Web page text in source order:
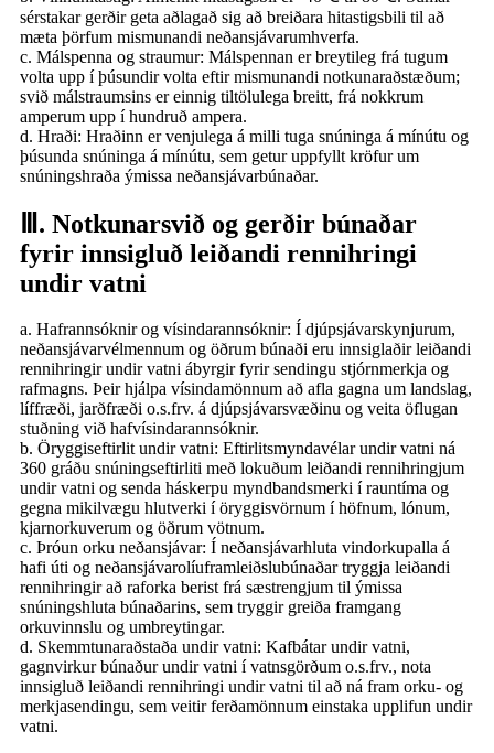
sérstakar gerðir geta aðlagað sig að breiðara hitastigsbili til að
mæta þörfum mismunandi neðansjávarumhverfa.
c. Málspenna og straumur: Málspennan er breytileg frá tugum
volta upp í þúsundir volta eftir mismunandi notkunaraðstæðum;
svið málstraumsins er einnig tiltölulega breitt, frá nokkrum
amperum upp í hundruð ampera.
d. Hraði: Hraðinn er venjulega á milli tuga snúninga á mínútu og
þúsunda snúninga á mínútu, sem getur uppfyllt kröfur um
snúningshraða ýmissa neðansjávarbúnaðar.
Ⅲ. Notkunarsvið og gerðir búnaðar
fyrir innsigluð leiðandi rennihringi
undir vatni
a. Hafrannsóknir og vísindarannsóknir: Í djúpsjávarskynjurum,
neðansjávarvélmennum og öðrum búnaði eru innsiglaðir leiðandi
rennihringir undir vatni ábyrgir fyrir sendingu stjórnmerkja og
rafmagns. Þeir hjálpa vísindamönnum að afla gagna um landslag,
líffræði, jarðfræði o.s.frv. á djúpsjávarsvæðinu og veita öflugan
stuðning við hafvísindarannsóknir.
b. Öryggiseftirlit undir vatni: Eftirlitsmyndavélar undir vatni ná
360 gráðu snúningseftirliti með lokuðum leiðandi rennihringjum
undir vatni og senda háskerpu myndbandsmerki í rauntíma og
gegna mikilvægu hlutverki í öryggisvörnum í höfnum, lónum,
kjarnorkuverum og öðrum vötnum.
c. Þróun orku neðansjávar: Í neðansjávarhluta vindorkupalla á
hafi úti og neðansjávarolíuframleiðslubúnaðar tryggja leiðandi
rennihringir að raforka berist frá sæstrengjum til ýmissa
snúningshluta búnaðarins, sem tryggir greiða framgang
orkuvinnslu og umbreytingar.
d. Skemmtunaraðstaða undir vatni: Kafbátar undir vatni,
gagnvirkur búnaður undir vatni í vatnsgörðum o.s.frv., nota
innsigluð leiðandi rennihringi undir vatni til að ná fram orku- og
merkjasendingu, sem veitir ferðamönnum einstaka upplifun undir
vatni.